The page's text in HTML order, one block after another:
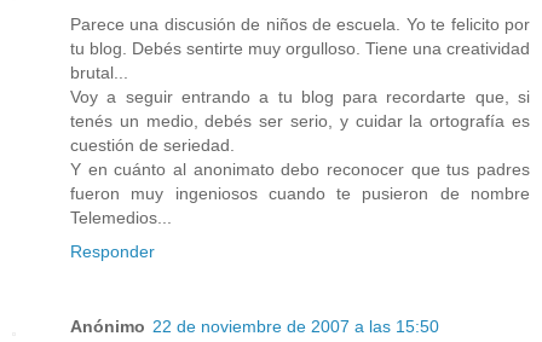
Parece una discusión de niños de escuela. Yo te felicito por
tu blog. Debés sentirte muy orgulloso. Tiene una creatividad
brutal...
Voy a seguir entrando a tu blog para recordarte que, si
tenés un medio, debés ser serio, y cuidar la ortografía es
cuestión de seriedad.
Y en cuánto al anonimato debo reconocer que tus padres
fueron muy ingeniosos cuando te pusieron de nombre
Telemedios...
Responder
Anónimo 22 de noviembre de 2007 a las 15:50